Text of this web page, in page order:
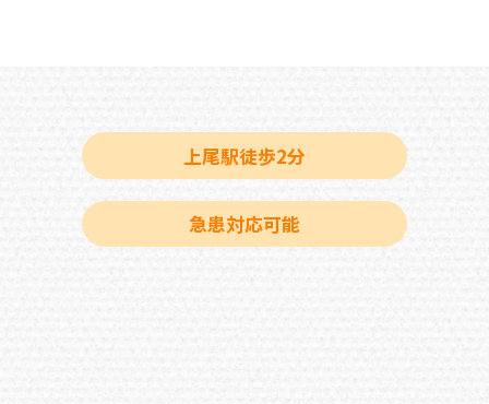
上尾駅徒歩2分
急患対応可能